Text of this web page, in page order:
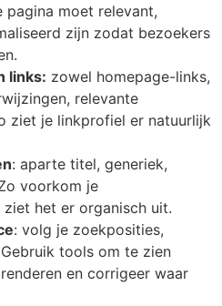
pagina moet relevant,
zijn zodat bezoekers
links: zowel homepage-links,
relevante
ziet je linkprofiel er natuurlijk
: aparte titel, generiek,
voorkom je
het er organisch uit.
: volg je zoekposities,
tools om te zien
en corrigeer waar